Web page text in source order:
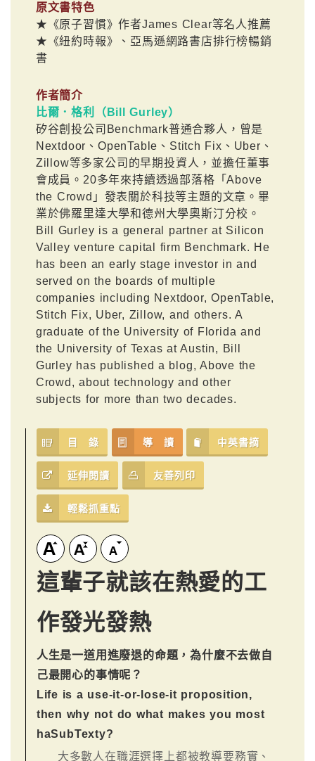
原文書特色
★《原子習慣》作者James Clear等名人推薦
★《紐約時報》、亞馬遜網路書店排行榜暢銷
書
作者簡介
比爾．格利（Bill Gurley）
矽谷創投公司Benchmark普通合夥人，曾是
Nextdoor、OpenTable、Stitch Fix、Uber、
Zillow等多家公司的早期投資人，並擔任董事
會成員。20多年來持續透過部落格「Above
the Crowd」發表關於科技等主題的文章。畢
業於佛羅里達大學和德州大學奧斯汀分校。
Bill Gurley is a general partner at Silicon
Valley venture capital firm Benchmark. He
has been an early stage investor in and
served on the boards of multiple
companies including Nextdoor, OpenTable,
Stitch Fix, Uber, Zillow, and others. A
graduate of the University of Florida and
the University of Texas at Austin, Bill
Gurley has published a blog, Above the
Crowd, about technology and other
subjects for more than two decades.
目 錄 導 讀 中英書摘
延伸閱讀 友善列印
輕鬆抓重點
這輩子就該在熱愛的工
作發光發熱
人生是一道用進廢退的命題，為什麼不去做自
己最開心的事情呢？
Life is a use-it-or-lose-it proposition,
then why not do what makes you most
haSubTexty?
大多數人在職涯選擇上都被教導要務實、